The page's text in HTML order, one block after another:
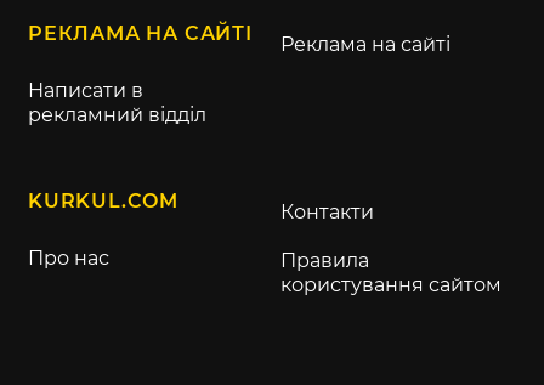
РЕКЛАМА НА САЙТІ
Написати в
рекламний відділ
Реклама на сайті
KURKUL.COM
Про нас
Контакти
Правила
користування сайтом